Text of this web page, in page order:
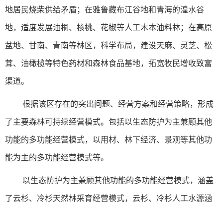
地居民烧柴供给矛盾；在雅鲁藏布江谷地和青海的湟水谷
地，适度发展油桐、核桃、花椒等人工木本油料林；在高原
盆地、甘南、青南等林区，科学布局，建设天麻、灵芝、松
茸、油橄榄等特色药材和森林食品基地，拓宽牧民增收致富
渠道。
根据该区存在的突出问题、经营方案和经营策略，形成
了主要森林可持续经营模式。包括以生态防护为主兼顾其他
功能的多功能经营模式，以用材、林下经济、景观等其他功
能为主的多功能经营模式等。
以生态防护为主兼顾其他功能的多功能经营模式，涵盖
了云杉、冷杉天然林采育经营模式，云杉、冷杉人工水源涵